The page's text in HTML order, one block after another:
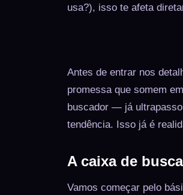
usa?), isso te afeta
Antes de entrar nos
promessa que somem
buscador — já
tendência. Isso já é
A caixa de
Vamos começar pelo